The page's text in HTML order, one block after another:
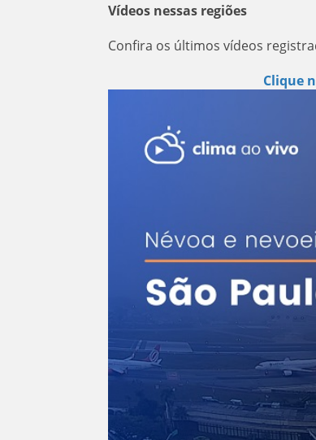
Vídeos nessas regiões
Confira os últimos vídeos
Clique